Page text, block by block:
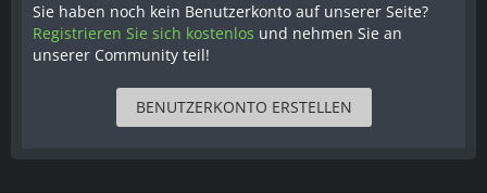
Sie haben noch kein Benutzerkonto auf unserer Seite?
Registrieren Sie sich kostenlos und nehmen Sie an
unserer Community teil!
BENUTZERKONTO ERSTELLEN